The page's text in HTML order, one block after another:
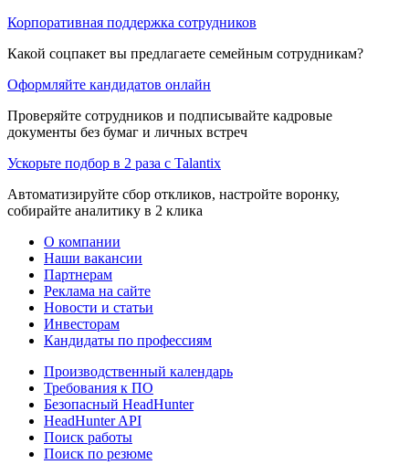
Корпоративная поддержка сотрудников
Какой соцпакет вы предлагаете семейным сотрудникам?
Оформляйте кандидатов онлайн
Проверяйте сотрудников и подписывайте кадровые
документы без бумаг и личных встреч
Ускорьте подбор в 2 раза с Talantix
Автоматизируйте сбор откликов, настройте воронку,
собирайте аналитику в 2 клика
О компании
Наши вакансии
Партнерам
Реклама на сайте
Новости и статьи
Инвесторам
Кандидаты по профессиям
Производственный календарь
Требования к ПО
Безопасный HeadHunter
HeadHunter API
Поиск работы
Поиск по резюме